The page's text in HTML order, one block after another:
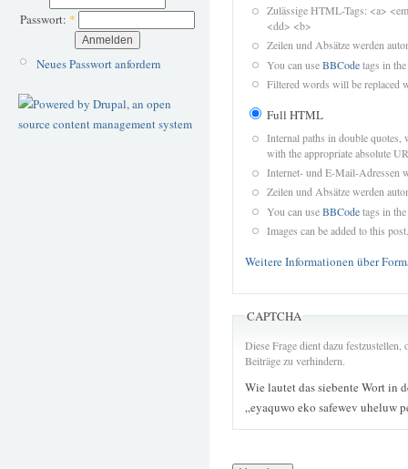
Passwort: *
Neues Passwort anfordern
Zulässige HTML-Tags: <a>
<dd> <b>
Zeilen und Absätze werden
You can useBBCodetags in
Filtered words will be replaced
Full HTML
Internal paths in double quotes,
with the appropriate absolute
Internet- und E-Mail-Adressen
Zeilen und Absätze werden
You can useBBCodetags in
Images can be added to this post.
Weitere Informationen über
CAPTCHA
Diese Frage dient dazu
Beiträge zu verhindern.
Wie lautet das siebente Wort in
„eyaquwo eko safewev uheluw